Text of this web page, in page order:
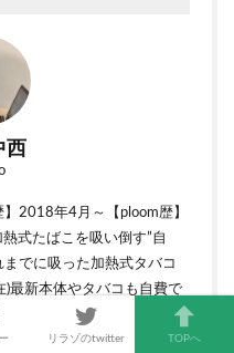
西
2018年4月～【ploom歴】
式たばこを吸い倒す”自
でに吸った加熱式タバコ
最新本体やタバコも自費で
す。真偽不明な情報は公式
るのがモットー。毎日のコ
リラゾのtwitter TOPへ